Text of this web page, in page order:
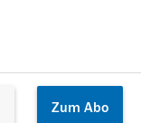
Zum Abo